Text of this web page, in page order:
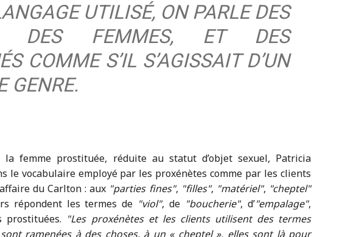
UTILISÉ, ON PARLE DES
DES FEMMES, ET DES
COMME S’IL S’AGISSAIT D’UN
GENRE.
la femme prostituée, réduite au statut d’objet sexuel, Patricia
le vocabulaire employé par les proxénètes comme par les clients
du Carlton : aux parties fines , filles , matériel , cheptel
répondent les termes de
viol , de boucherie , d’ empalage ,
prostituées.
Les proxénètes et les clients utilisent des termes
ramenées à des choses, à un « cheptel », elles sont là pour